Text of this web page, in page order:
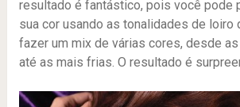
resultado é fantástico, pois você pode
sua cor usando as tonalidades de loiro
fazer um mix de várias cores, desde
até as mais frias. O resultado é